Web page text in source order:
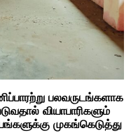
பலவருடங்களாக
வியாபாரிகளும்
முகங்கெடுத்து